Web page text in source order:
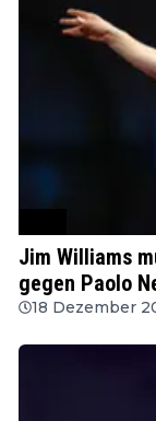
Jim Williams
gegen Paolo
18 Dezember